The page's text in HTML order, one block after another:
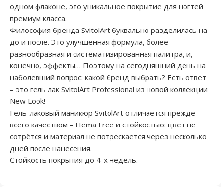
одном флаконе, это уникальное покрытие для ногтей
премиум класса.
Философия бренда SvitolArt буквально разделилась на
до и после. Это улучшенная формула, более
разнообразная и систематизированная палитра, и,
конечно, эффекты… Поэтому на сегодняшний день на
наболевший вопрос: какой бренд выбрать? Есть ответ
– это гель лак SvitolArt Professional из новой коллекции
New Look!
Гель-лаковый маникюр SvitolArt отличается прежде
всего качеством – Hema Free и стойкостью: цвет не
сотрётся и материал не потрескается через несколько
дней после нанесения.
Стойкость покрытия до 4-х недель.